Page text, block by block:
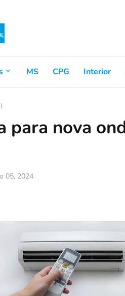
MS CPG Interior
para nova
05, 2024